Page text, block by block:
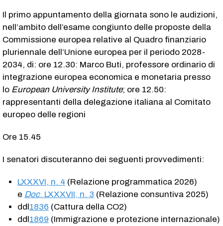
Il primo appuntamento della giornata sono le audizioni,
nell’ambito dell’esame congiunto delle proposte della
Commissione europea relative al Quadro finanziario
pluriennale dell’Unione europea per il periodo 2028-
2034, di: ore 12.30: Marco Buti, professore ordinario di
integrazione europea economica e monetaria presso
lo European University Institute; ore 12.50:
rappresentanti della delegazione italiana al Comitato
europeo delle regioni
Ore 15.45
I senatori discuteranno dei seguenti provvedimenti:
LXXXVI, n. 4 (Relazione programmatica 2026)
e Doc. LXXXVII, n. 3 (Relazione consuntiva 2025)
ddl1836 (Cattura della CO2)
ddl1869 (Immigrazione e protezione internazionale)